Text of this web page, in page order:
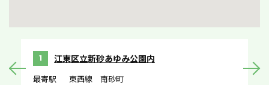
1 江東区立新砂あゆみ公園内
最寄駅 東西線 南砂町